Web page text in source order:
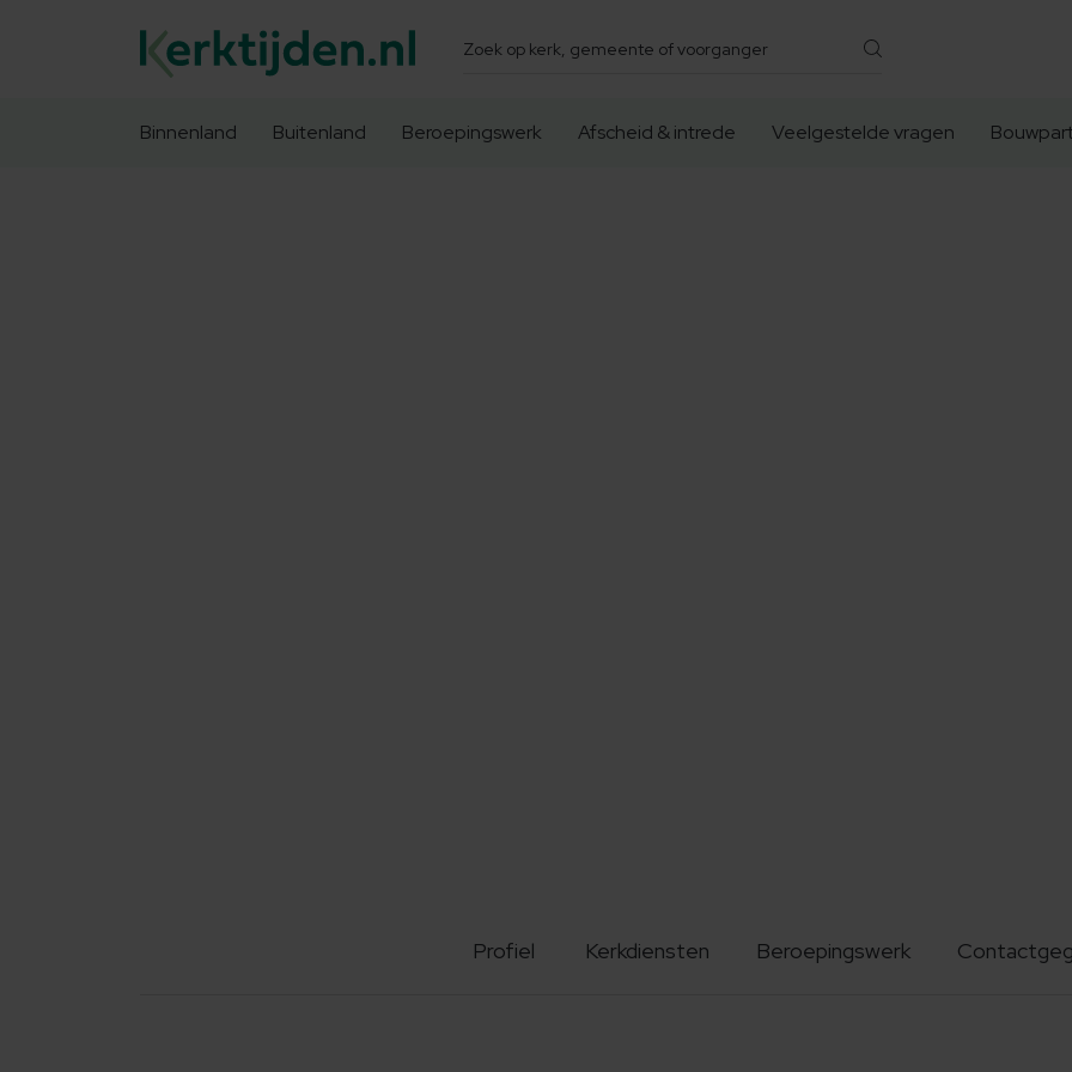
Zoeken
Binnenland Buitenland Beroepingswerk Afscheid & intrede Veelgestelde vragen
Profiel Kerkdiensten Beroepingswerk